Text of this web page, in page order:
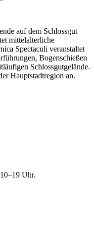
auf dem Schlossgut
mittelalterliche
Spectaculi veranstaltet
Bogenschießen
Schlossgutgelände.
Hauptstadtregion an.
Uhr.